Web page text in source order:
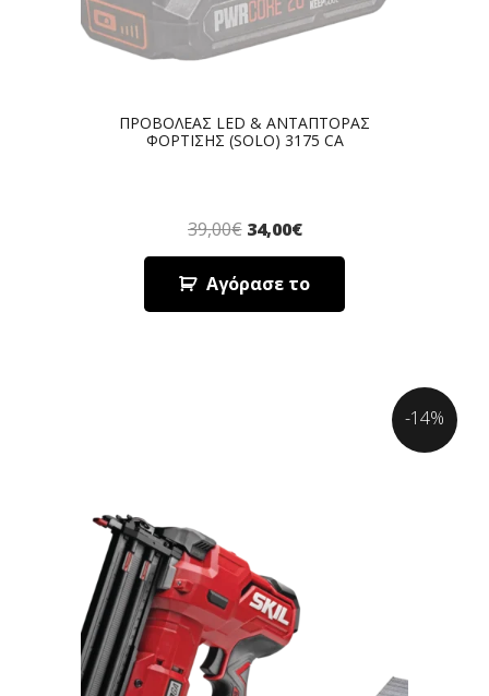
ΠΡΟΒΟΛΕΑΣ LED & ΑΝΤΑΠΤΟΡΑΣ
ΦΟΡΤΙΣΗΣ (SOLO) 3175 CA
39,00€ 34,00€
Αγόρασε το
-14%